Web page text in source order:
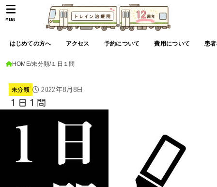
はじめての方へ アクセス 予約について 費用について 患
MENU
HOME 未分類 １日１問
未分類 2022年8月8日
１日１問